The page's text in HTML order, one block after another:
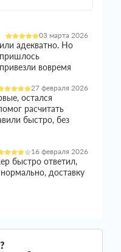
03 марта 2026
адекватно. Но
пришлось
вовремя
27 февраля 2026
остался
расчитать
быстро, без
16 февраля 2026
быстро ответил,
доставку